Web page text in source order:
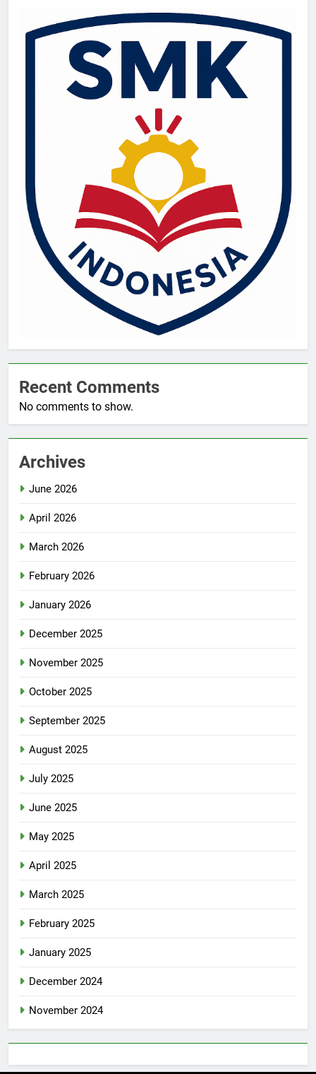
Recent Comments
No comments to show.
Archives
June 2026
April 2026
March 2026
February 2026
January 2026
December 2025
November 2025
October 2025
September 2025
August 2025
July 2025
June 2025
May 2025
April 2025
March 2025
February 2025
January 2025
December 2024
November 2024